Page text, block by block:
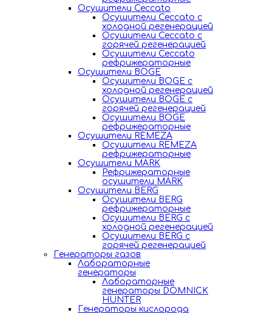
Осушители Ceccato
Осушители Ceccato с
холодной регенерацией
Осушители Ceccato с
горячей регенерацией
Осушители Ceccato
рефрижераторные
Осушители BOGE
Осушители BOGE с
холодной регенерацией
Осушители BOGE с
горячей регенерацией
Осушители BOGE
рефрижераторные
Осушители REMEZA
Осушители REMEZA
рефрижераторные
Осушители MARK
Рефрижераторные
осушители MARK
Осушители BERG
Осушители BERG
рефрижераторные
Осушители BERG с
холодной регенерацией
Осушители BERG с
горячей регенерацией
Генераторы газов
Лабораторные
генераторы
Лабораторные
генераторы DOMNICK
HUNTER
Генераторы кислорода